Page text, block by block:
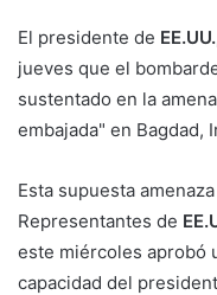
El presidente de
jueves que el
sustentado en la
embajada" en Bagdad,
Esta supuesta
Representantes de
este miércoles aprobó
capacidad del